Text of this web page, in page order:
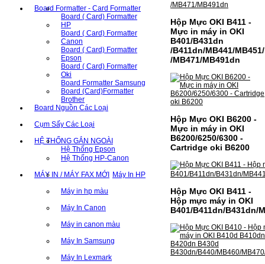
Board Formatter - Card Formatter
Board ( Card) Formatter
HP
Board ( Card) Formatter
Canon
Board ( Card) Formatter
Epson
Board ( Card) Formatter
Oki
Board Formatter Samsung
Board (Card)Formatter
Brother
Board Nguồn Các Loại
Cụm Sấy Các Loại
HỆ THỐNG GẮN NGOÀI
Hệ Thống Epson
Hệ Thống HP-Canon
MÁY IN / MÁY FAX MỚI Máy In HP
Máy in hp màu
Máy In Canon
Máy in canon màu
Máy In Samsung
Máy In Lexmark
Hộp Mực OKI B411 -
Mực in máy in OKI
B401/B431dn
/B411dn/MB441/
/MB471/MB491dn
Hộp Mực OKI B6200 -
Mực in máy in OKI
B6200/6250/6300 -
Cartridge oki B6200
Hộp Mực OKI B411 -
Hộp mực máy in OKI
B401/B411dn/B431dn/